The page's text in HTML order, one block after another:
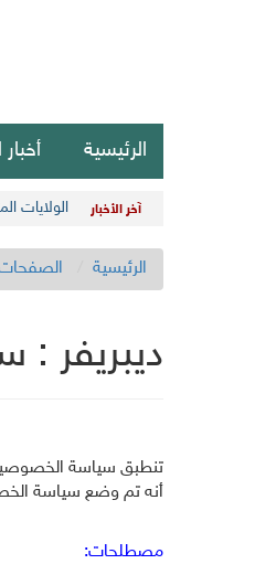
الرئيسية
آخر الأخبار الولايات
الرئيسية
ديبريفر
تنطبق سياسة الخصوصية
أنه تم وضع سياسة
مصطلحات: